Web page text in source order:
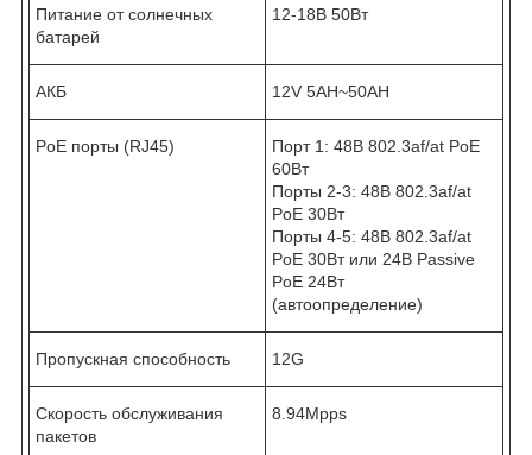
Питание от солнечных
батарей
12-18В 50Вт
АКБ 12V 5AH~50AH
PoE порты (RJ45)
Порт 1: 48В 802.3af/at PoE
60Вт
Порты 2-3: 48В 802.3af/at
PoE 30Вт
Порты 4-5: 48В 802.3af/at
PoE 30Вт или 24В Passive
PoE 24Вт
(автоопределение)
Пропускная способность 12G
Скорость обслуживания
пакетов
8.94Mpps